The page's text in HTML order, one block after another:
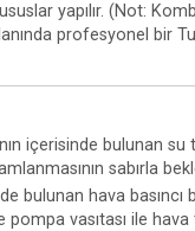
yapılır. (Not:
profesyonel bir
içerisinde bulunan su
sabırla
bulunan hava
pompa vasıtası ile